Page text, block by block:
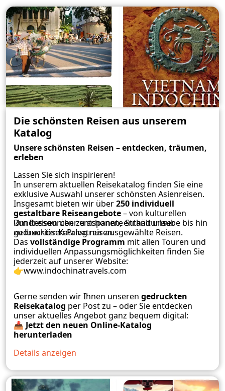
Die schönsten Reisen aus unserem
Katalog
Unsere schönsten Reisen – entdecken, träumen,
erleben
Lassen Sie sich inspirieren!
In unserem aktuellen Reisekatalog finden Sie eine
exklusive Auswahl unserer schönsten Asienreisen.
Insgesamt bieten wir über250 individuell
gestaltbare Reiseangebote– von kulturellen
Rundreisen über entspannte Strandurlaube bis hin
zu luxuriösen Privatreisen.
Um Ressourcen zu schonen, enthält unser
gedruckter Katalog nur ausgewählte Reisen.
Das vollständige Programm mit allen Touren und
individuellen Anpassungsmöglichkeiten finden Sie
jederzeit auf unserer Website:
👉www.indochinatravels.com
Gerne senden wir Ihnen unseren gedruckten
Reisekatalog per Post zu – oder Sie entdecken
unser aktuelles Angebot ganz bequem digital:
📥 Jetzt den neuen Online-Katalog
herunterladen
Details anzeigen